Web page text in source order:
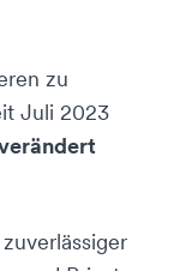
zu
Juli 2023